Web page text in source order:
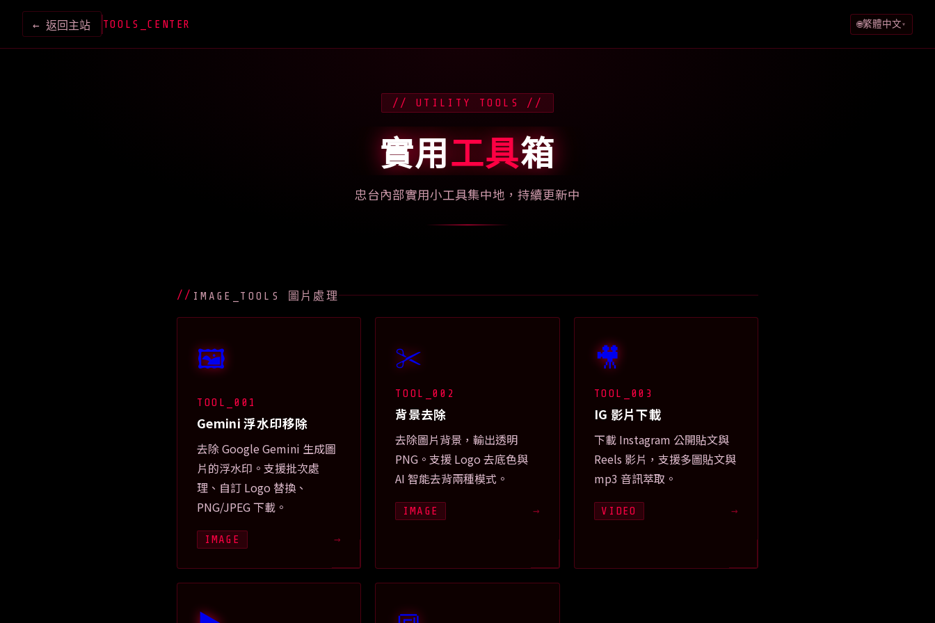
← 返回主站 TOOLS_CENTER 🌐繁體中文▾
// UTILITY TOOLS //
實用工具箱
忠台內部實用小工具集中地，持續更新中
IMAGE_TOOLS 圖片處理
🖼️
TOOL_001
Gemini 浮水印移除
去除 Google Gemini 生成圖
片的浮水印。支援批次處
理、自訂 Logo 替換、
PNG/JPEG 下載。
IMAGE →
✂️
TOOL_002
背景去除
去除圖片背景，輸出透明
PNG。支援 Logo 去底色與
AI 智能去背兩種模式。
IMAGE →
🎥
TOOL_003
IG 影片下載
下載 Instagram 公開貼文與
Reels 影片，支援多圖貼文與
mp3 音訊萃取。
VIDEO →